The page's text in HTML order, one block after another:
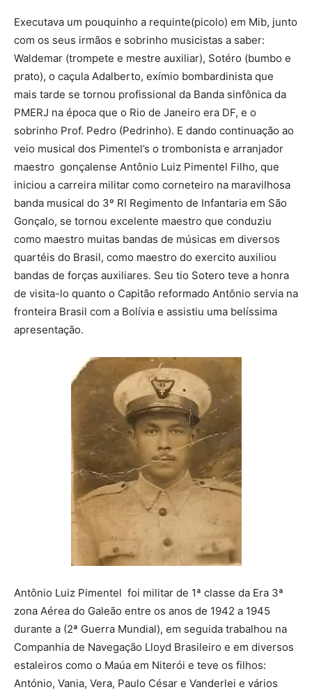
Executava um pouquinho a requinte(picolo) em Mib, junto
com os seus irmãos e sobrinho musicistas a saber:
Waldemar (trompete e mestre auxiliar), Sotéro (bumbo e
prato), o caçula Adalberto, exímio bombardinista que
mais tarde se tornou profissional da Banda sinfônica da
PMERJ na época que o Rio de Janeiro era DF, e o
sobrinho Prof. Pedro (Pedrinho). E dando continuação ao
veio musical dos Pimentel’s o trombonista e arranjador
maestro gonçalense Antônio Luiz Pimentel Filho, que
iniciou a carreira militar como corneteiro na maravilhosa
banda musical do 3º RI Regimento de Infantaria em São
Gonçalo, se tornou excelente maestro que conduziu
como maestro muitas bandas de músicas em diversos
quartéis do Brasil, como maestro do exercito auxiliou
bandas de forças auxiliares. Seu tio Sotero teve a honra
de visita-lo quanto o Capitão reformado Antônio servia na
fronteira Brasil com a Bolívia e assistiu uma belíssima
apresentação.
Antônio Luiz Pimentel foi militar de 1ª classe da Era 3ª
zona Aérea do Galeão entre os anos de 1942 a 1945
durante a (2ª Guerra Mundial), em seguida trabalhou na
Companhia de Navegação Lloyd Brasileiro e em diversos
estaleiros como o Maúa em Niterói e teve os filhos:
António, Vania, Vera, Paulo César e Vanderlei e vários